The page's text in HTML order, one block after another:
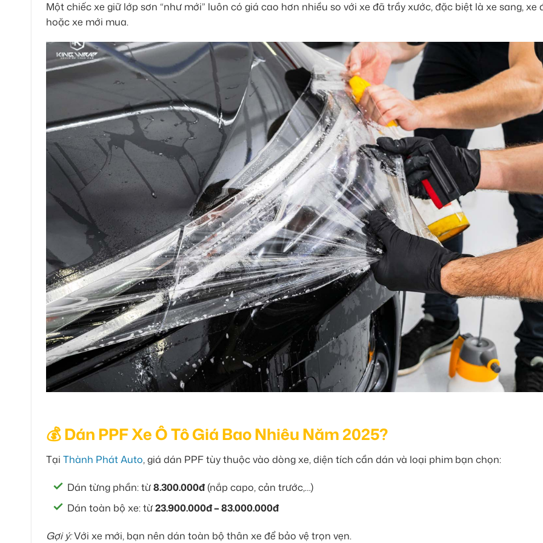
Một chiếc xe giữ lớp sơn “như mới” luôn có giá cao hơn nhiều so với xe đã trầy xước, đặc biệt là xe sang, xe
hoặc xe mới mua.
💰 Dán PPF Xe Ô Tô Giá Bao Nhiêu Năm 2025?
Tại Thành Phát Auto, giá dán PPF tùy thuộc vào dòng xe, diện tích cần dán và loại phim bạn chọn:
Dán từng phần: từ8.300.000đ(nắp capo, cản trước,…)
Dán toàn bộ xe: từ23.900.000đ – 83.000.000đ
Gợi ý:Với xe mới, bạn nên dán toàn bộ thân xe để bảo vệ trọn vẹn.